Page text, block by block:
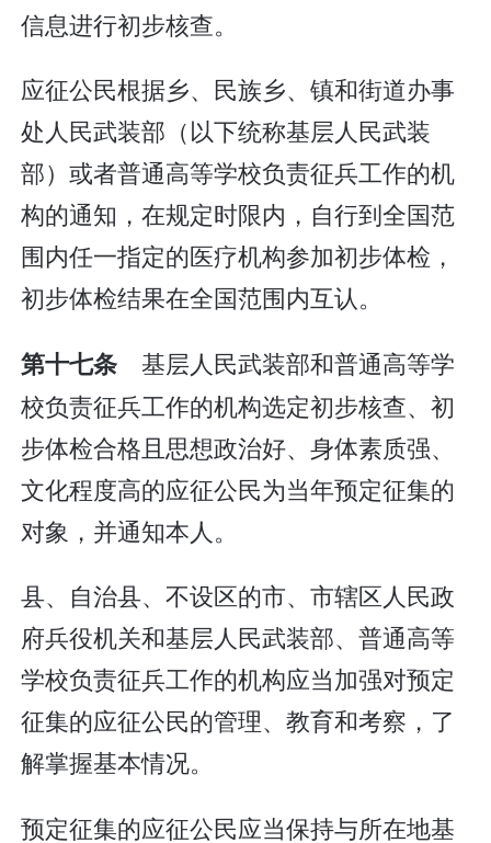
信息进行初步核查。
应征公民根据乡、民族乡、镇和街道办事
处人民武装部（以下统称基层人民武装
部）或者普通高等学校负责征兵工作的机
构的通知，在规定时限内，自行到全国范
围内任一指定的医疗机构参加初步体检，
初步体检结果在全国范围内互认。
第十七条 基层人民武装部和普通高等学
校负责征兵工作的机构选定初步核查、初
步体检合格且思想政治好、身体素质强、
文化程度高的应征公民为当年预定征集的
对象，并通知本人。
县、自治县、不设区的市、市辖区人民政
府兵役机关和基层人民武装部、普通高等
学校负责征兵工作的机构应当加强对预定
征集的应征公民的管理、教育和考察，了
解掌握基本情况。
预定征集的应征公民应当保持与所在地基